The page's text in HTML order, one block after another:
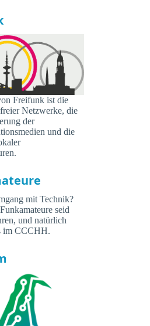
Freifunk ist die
Netzwerke, die
der
und die
mit Technik?
seid
und natürlich
im CCCHH.